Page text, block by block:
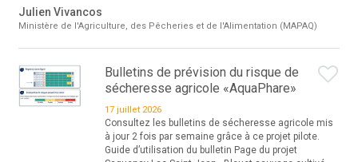
Julien Vivancos
Ministère de l'Agriculture, des Pêcheries et de l'Alimentation (MAPAQ)
Bulletins de prévision du risque de
sécheresse agricole «AquaPhare»
17 juillet 2026
Consultez les bulletins de sécheresse agricole mis
à jour 2 fois par semaine grâce à ce projet pilote.
Guide d’utilisation du bulletin Page du projet